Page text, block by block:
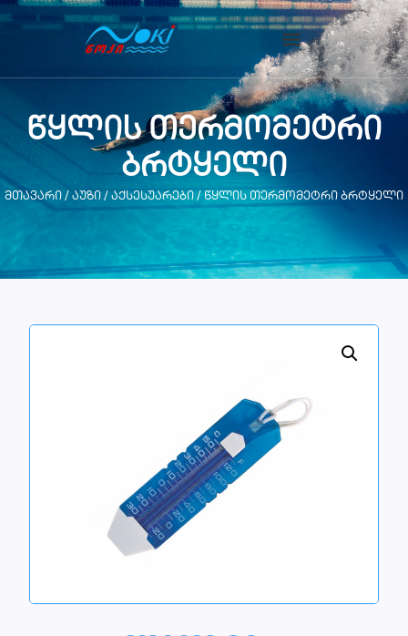
წყლის თერმომეტრი
ბრტყელი
მთავარი / აუზი / აქსესუარები / წყლის თერმომეტრი ბრტყელი